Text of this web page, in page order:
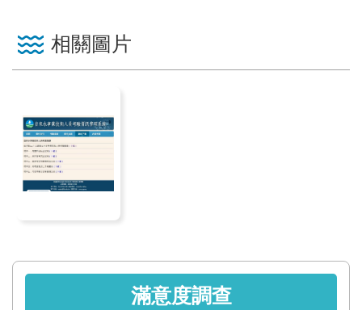
站
府
網
站
資
料
宣
告
相關圖片
滿意度調查